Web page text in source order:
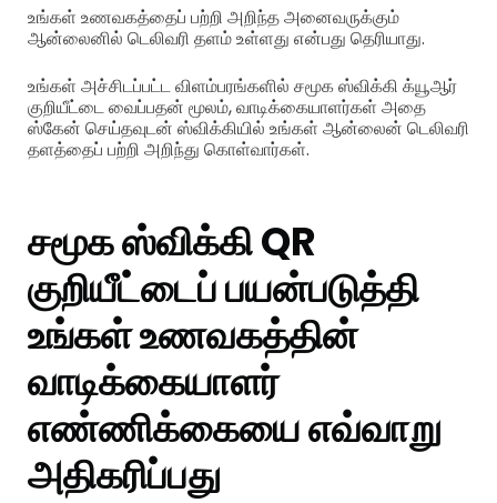
உங்கள் உணவகத்தைப் பற்றி அறிந்த அனைவருக்கும்
ஆன்லைனில் டெலிவரி தளம் உள்ளது என்பது தெரியாது.
உங்கள் அச்சிடப்பட்ட விளம்பரங்களில் சமூக ஸ்விக்கி க்யூஆர்
குறியீட்டை வைப்பதன் மூலம், வாடிக்கையாளர்கள் அதை
ஸ்கேன் செய்தவுடன் ஸ்விக்கியில் உங்கள் ஆன்லைன் டெலிவரி
தளத்தைப் பற்றி அறிந்து கொள்வார்கள்.
சமூக ஸ்விக்கி QR
குறியீட்டைப் பயன்படுத்தி
உங்கள் உணவகத்தின்
வாடிக்கையாளர்
எண்ணிக்கையை எவ்வாறு
அதிகரிப்பது